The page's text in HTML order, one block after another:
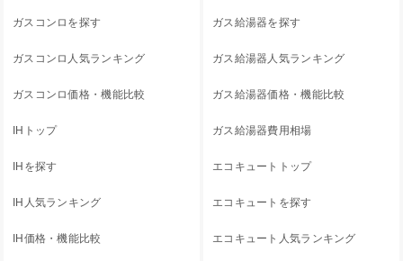
ガスコンロを探す
ガスコンロ人気ランキング
ガスコンロ価格・機能比較
IHトップ
IHを探す
IH人気ランキング
IH価格・機能比較
ガス給湯器を探す
ガス給湯器人気ランキング
ガス給湯器価格・機能比較
ガス給湯器費用相場
エコキュートトップ
エコキュートを探す
エコキュート人気ランキング